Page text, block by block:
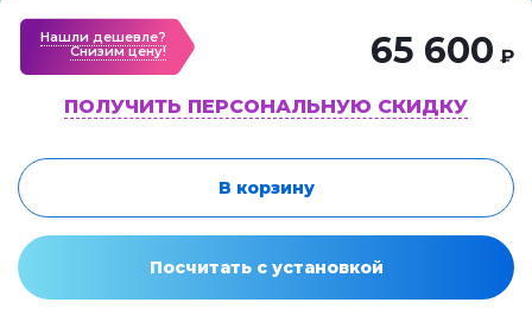
Нашли дешевле?
Cнизим цену!
65 600 ₽
ПОЛУЧИТЬ ПЕРСОНАЛЬНУЮ СКИДКУ
В корзину
Посчитать с установкой